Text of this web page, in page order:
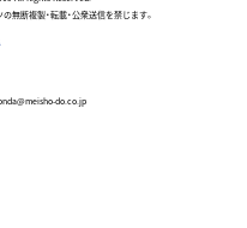
無断複製・転載・公衆送信を禁じます。
do.co.jp